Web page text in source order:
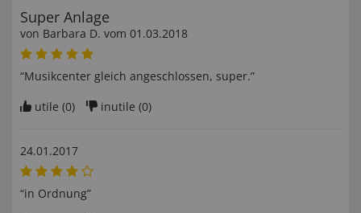
Super Anlage
von Barbara D. vom 01.03.2018
“Musikcenter gleich angeschlossen, super.”
utile (0) inutile (0)
24.01.2017
“in Ordnung”